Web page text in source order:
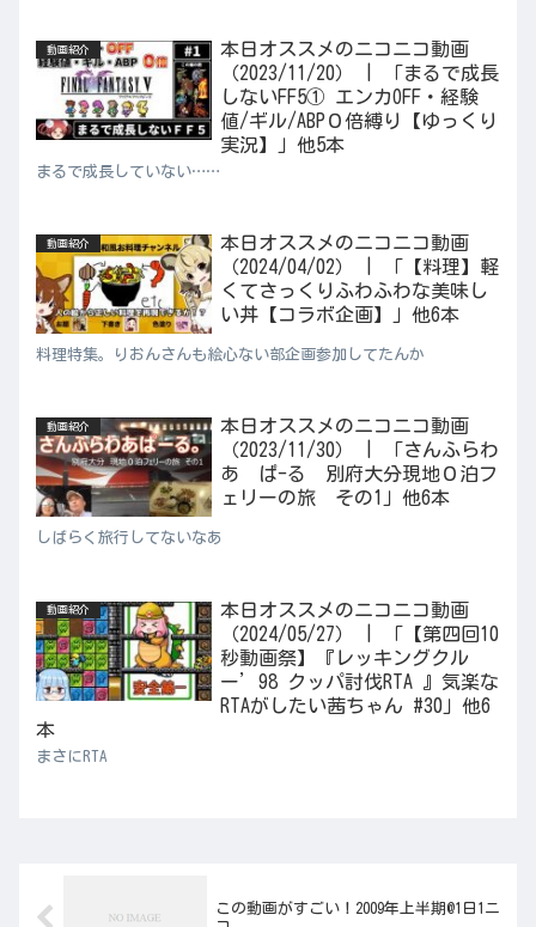
動画紹介
本日オススメのニコニコ動画
（2023/11/20） | 「まるで成長
しないFF5① エンカOFF・経験
値/ギル/ABP０倍縛り【ゆっくり
実況】」他5本
まるで成長していない……
動画紹介
本日オススメのニコニコ動画
（2024/04/02） | 「【料理】軽
くてさっくりふわふわな美味し
い丼【コラボ企画】」他6本
料理特集。りおんさんも絵心ない部企画参加してたんか
動画紹介
本日オススメのニコニコ動画
（2023/11/30） | 「さんふらわ
あ ぱ-る 別府大分現地０泊フ
ェリーの旅 その1」他6本
しばらく旅行してないなあ
動画紹介
本日オススメのニコニコ動画
（2024/05/27） | 「【第四回10
秒動画祭】『レッキングクル
ー’98 クッパ討伐RTA 』気楽な
RTAがしたい茜ちゃん #30」他6
本
まさにRTA
この動画がすごい！2009年上半期@1日1ニ